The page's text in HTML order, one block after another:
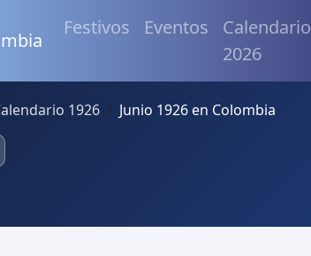
Festivos Eventos
Calendario
2026
1926 Junio 1926 en Colombia